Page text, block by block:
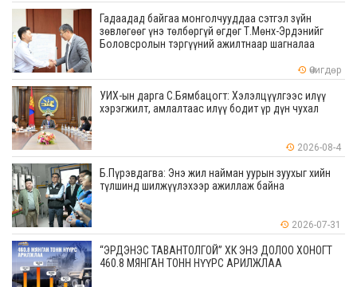
Гадаадад байгаа монголчууддаа сэтгэл зүйн
зөвлөгөөг үнэ төлбөргүй өгдөг Т.Мөнх-Эрдэнийг
Боловсролын тэргүүний ажилтнаар шагналаа
Өчигдөр
УИХ-ын дарга С.Бямбацогт: Хэлэлцүүлгээс илүү
хэрэгжилт, амлалтаас илүү бодит үр дүн чухал
2026-08-4
Б.Пүрэвдагва: Энэ жил найман уурын зуухыг хийн
түлшинд шилжүүлэхээр ажиллаж байна
2026-07-31
“ЭРДЭНЭС ТАВАНТОЛГОЙ” ХК ЭНЭ ДОЛОО ХОНОГТ
460.8 МЯНГАН ТОНН НҮҮРС АРИЛЖЛАА